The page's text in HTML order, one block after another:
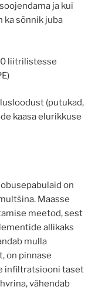
ja kui
ka sõnnik juba
liitrilistesse
(putukad,
kaasa elurikkuse
on
Maasse
meetod, sest
allikaks
mulla
on pinnase
infiltratsiooni taset
vähendab